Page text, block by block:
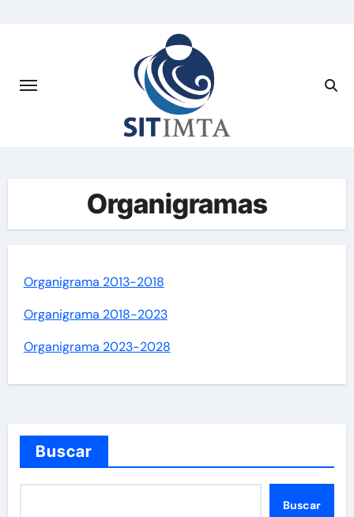
Organigramas
Organigrama 2013-2018
Organigrama 2018-2023
Organigrama 2023-2028
Buscar
Buscar